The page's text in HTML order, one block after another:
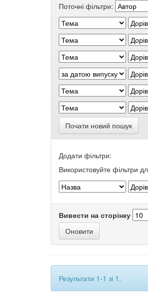
Поточні фільтри:
Почати новий пошук
Додати фільтри:
Використовуйте фільтри
Вивести на сторінку
Результати 1-1 зі 1.